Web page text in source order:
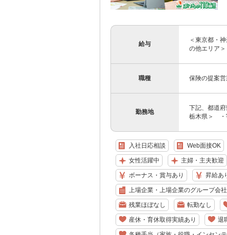
給与
＜東京都・
の他エリア
職種 保険の提案
勤務地
下記、都道
栃木県＞ ・
入社日応相談 Web面接OK
女性活躍中 主婦・主夫歓迎
ボーナス・賞与あり 昇給あ
上場企業・上場企業のグループ会社
残業ほぼなし 転勤なし
産休・育休取得実績あり 退